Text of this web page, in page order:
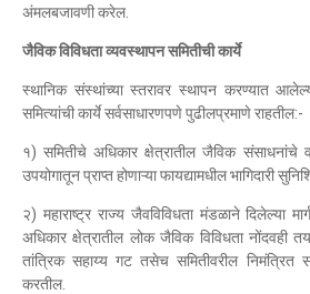
अंमलबजावणी करेल.
जैविक विविधता व्यवस्थापन समितीची कार्ये
स्थानिक संस्थांच्या स्तरावर स्थापन करण्यात
समित्यांची कार्ये सर्वसाधारणपणे पुढीलप्रमाणे राहतील:-
१) समितीचे अधिकार क्षेत्रातील जैविक संसाधनांचे व
उपयोगातून प्राप्त होणाऱ्या फायद्यामधील भागिदारी
२) महाराष्ट्र राज्य जैवविविधता मंडळाने दिलेल्या
अधिकार क्षेत्रातील लोक जैविक विविधता नोंदवही
तांत्रिक सहाय्य गट तसेच समितीवरील
करतील.